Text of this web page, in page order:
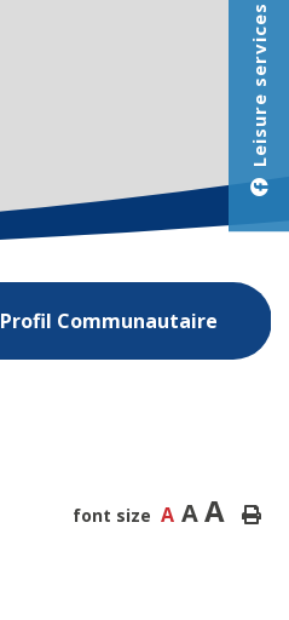
Leisure services
Profil Communautaire
font size A A A